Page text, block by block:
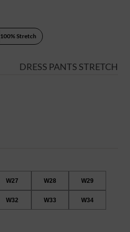
100% Stretch
DRESS PANTS STRETCH
W27 W28 W29
W32 W33 W34